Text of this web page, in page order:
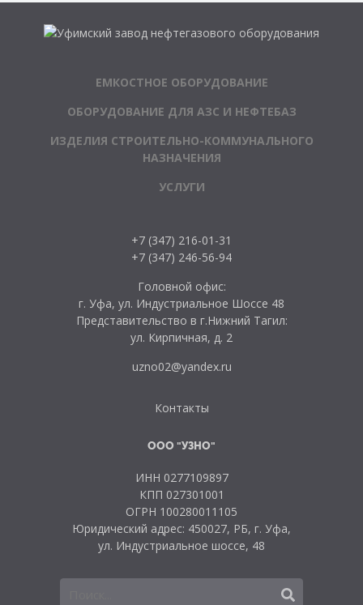
ЕМКОСТНОЕ ОБОРУДОВАНИЕ
ОБОРУДОВАНИЕ ДЛЯ АЗС И НЕФТЕБАЗ
ИЗДЕЛИЯ СТРОИТЕЛЬНО-КОММУНАЛЬНОГО
НАЗНАЧЕНИЯ
УСЛУГИ
+7 (347) 216-01-31
+7 (347) 246-56-94
Головной офис:
г. Уфа, ул. Индустриальное Шоссе 48
Представительство в г.Нижний Тагил:
ул. Кирпичная, д. 2
uzno02@yandex.ru
Контакты
ООО "УЗНО"
ИНН 0277109897
КПП 027301001
ОГРН 100280011105
Юридический адрес: 450027, РБ, г. Уфа,
ул. Индустриальное шоссе, 48